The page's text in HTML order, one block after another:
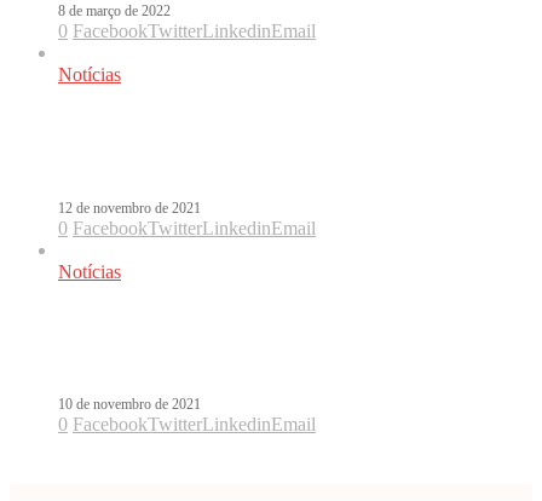
8 de março de 2022
0 FacebookTwitterLinkedinEmail
Notícias
12 de novembro de 2021
0 FacebookTwitterLinkedinEmail
Notícias
10 de novembro de 2021
0 FacebookTwitterLinkedinEmail